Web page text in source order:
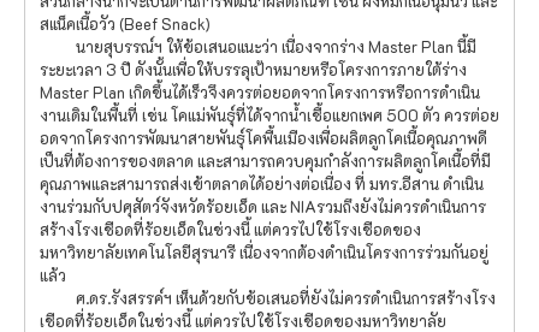
สแน็คเนื้อวัว (Beef Snack)
นายสุบรรณ์ฯ ให้ข้อเสนอแนะว่า เนื่องจากร่าง Master Plan นี้มี
ระยะเวลา 3 ปี ดังนั้นเพื่อให้บรรลุเป้าหมายหรือโครงการภายใต้ร่าง
Master Plan เกิดขึ้นได้เร็วจึงควรต่อยอดจากโครงการหรือการดำเนิน
งานเดิมในพื้นที่ เช่น โคแม่พันธุ์ที่ได้จากน้ำเชื้อแยกเพศ 500 ตัว ควรต่อย
อดจากโครงการพัฒนาสายพันธุ์โคพื้นเมืองเพื่อผลิตลูกโคเนื้อคุณภาพดี
เป็นที่ต้องการของตลาด และสามารถควบคุมกำลังการผลิตลูกโคเนื้อที่มี
คุณภาพและสามารถส่งเข้าตลาดได้อย่างต่อเนื่อง ที่ มทร.อีสาน ดำเนิน
งานร่วมกับปศุสัตว์จังหวัดร้อยเอ็ด และ NIAรวมถึงยังไม่ควรดำเนินการ
สร้างโรงเชือดที่ร้อยเอ็ดในช่วงนี้ แต่ควรไปใช้โรงเชือดของ
มหาวิทยาลัยเทคโนโลยีสุรนารี เนื่องจากต้องดำเนินโครงการร่วมกันอยู่
แล้ว
ศ.ดร.รังสรรค์ฯ เห็นด้วยกับข้อเสนอที่ยังไม่ควรดำเนินการสร้างโรง
เชือดที่ร้อยเอ็ดในช่วงนี้ แต่ควรไปใช้โรงเชือดของมหาวิทยาลัย